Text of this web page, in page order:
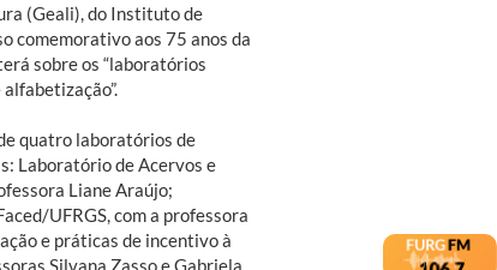
(Geali), do Instituto de
comemorativo aos 75 anos da
sobre os “laboratórios
quatro laboratórios de
Laboratório de Acervos e
Liane Araújo;
UFRGS, com a professora
e práticas de incentivo à
Silvana Zasso e Gabriela